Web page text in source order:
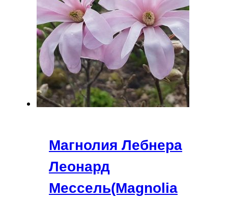
Магнолия Лебнера
Леонард
Мессель(Magnolia